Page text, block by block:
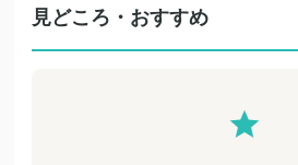
見どころ・おすすめ